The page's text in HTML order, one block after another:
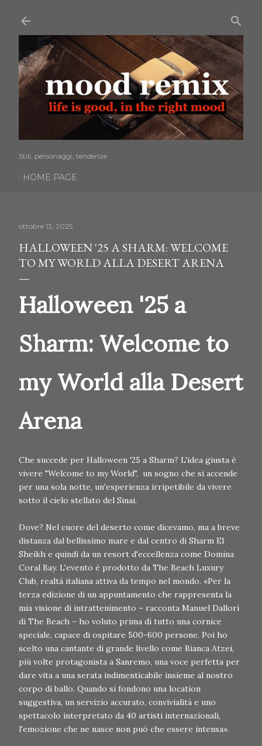
Stili, personaggi, tendenze
HOME PAGE
ottobre 13, 2025
HALLOWEEN '25 A SHARM: WELCOME
TO MY WORLD ALLA DESERT ARENA
Halloween '25 a
Sharm: Welcome to
my World alla Desert
Arena
Che succede per Halloween '25 a Sharm? L'idea giusta è
vivere "Welcome to my World", un sogno che si accende
per una sola notte, un'esperienza irripetibile da vivere
sotto il cielo stellato del Sinai.
Dove? Nel cuore del deserto come dicevamo, ma a breve
distanza dal bellissimo mare e dal centro di Sharm El
Sheikh e quindi da un resort d'eccellenza come Domina
Coral Bay. L'evento è prodotto da The Beach Luxury
Club, realtà italiana attiva da tempo nel mondo. «Per la
terza edizione di un appuntamento che rappresenta la
mia visione di intrattenimento – racconta Manuel Dallori
di The Beach – ho voluto prima di tutto una cornice
speciale, capace di ospitare 500-600 persone. Poi ho
scelto una cantante di grande livello come Bianca Atzei,
più volte protagonista a Sanremo, una voce perfetta per
dare vita a una serata indimenticabile insieme al nostro
corpo di ballo. Quando si fondono una location
suggestiva, un servizio accurato, convivialità e uno
spettacolo interpretato da 40 artisti internazionali,
l'emozione che ne nasce non può che essere intensa».